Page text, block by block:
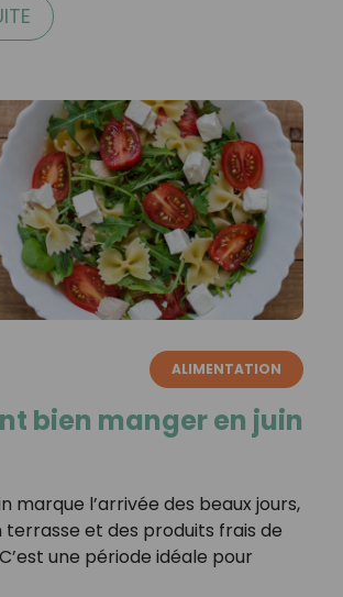
ALIMENTATION
bien manger en juin
marque l’arrivée des beaux jours,
terrasse et des produits frais de
une période idéale pour